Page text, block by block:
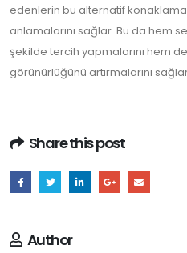
edenlerin bu alternatif
anlamalarını sağlar. Bu da hem
şekilde tercih yapmalarını hem
görünürlüğünü artırmalarını
Share this post
Author